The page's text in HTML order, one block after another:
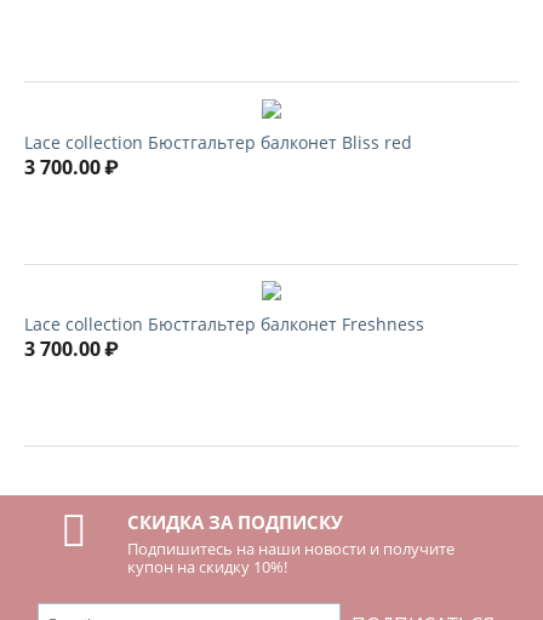
Lace collection Бюстгальтер балконет Bliss red
3 700.00₽
Lace collection Бюстгальтер балконет Freshness
3 700.00₽
СКИДКА ЗА ПОДПИСКУ
Подпишитесь на наши новости и получите
купон на скидку 10%!